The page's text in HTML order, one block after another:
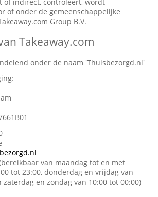
of onder de gemeenschappelijke
Group B.V.
Takeaway.com
onder de naam 'Thuisbezorgd.nl'
van maandag tot en met
tot 23:00, donderdag en vrijdag van
zaterdag en zondag van 10:00 tot 00:00)